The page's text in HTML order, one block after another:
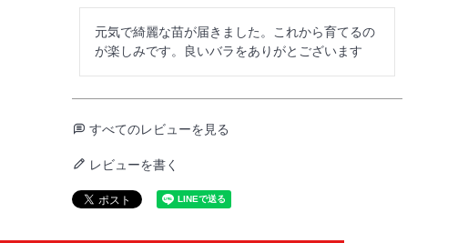
元気で綺麗な苗が届きました。これから育てるの
が楽しみです。良いバラをありがとございます
すべてのレビューを見る
レビューを書く